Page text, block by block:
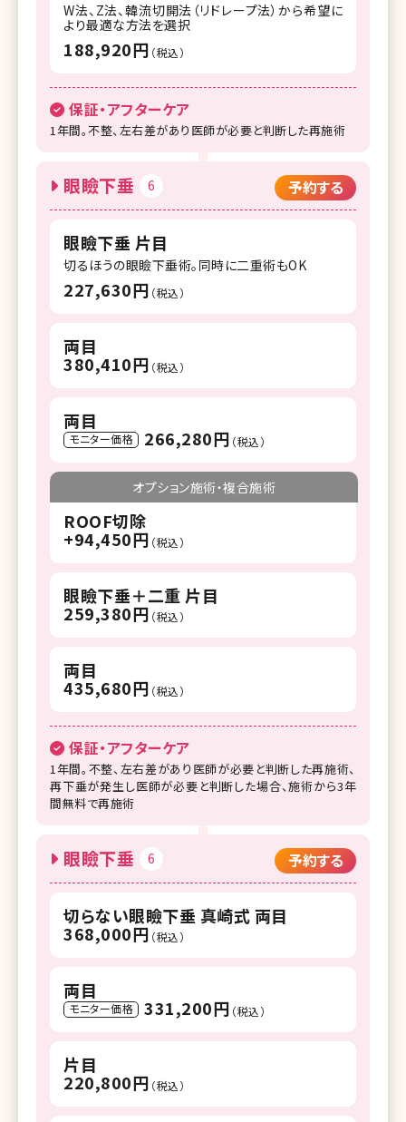
W法、Z法、韓流切開法（リドレープ法）から希望に
より最適な方法を選択
188,920円 （税込）
保証・アフターケア
1年間。不整、左右差があり医師が必要と判断した再施術
眼瞼下垂 6 予約する
眼瞼下垂 片目
切るほうの眼瞼下垂術。同時に二重術もOK
227,630円 （税込）
両目
380,410円 （税込）
両目
モニター価格 266,280円 （税込）
オプション施術・複合施術
ROOF切除
+94,450円 （税込）
眼瞼下垂＋二重 片目
259,380円 （税込）
両目
435,680円 （税込）
保証・アフターケア
1年間。不整、左右差があり医師が必要と判断した再施術、
再下垂が発生し医師が必要と判断した場合、施術から3年
間無料で再施術
眼瞼下垂 6 予約する
切らない眼瞼下垂 真崎式 両目
368,000円 （税込）
両目
モニター価格 331,200円 （税込）
片目
220,800円 （税込）